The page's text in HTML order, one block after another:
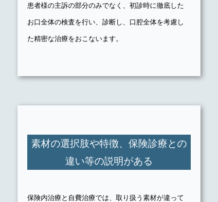
患者様の主訴の部分のみでなく、初診時に徹底した
お口全体の検査を行い、診断し、口腔全体を考慮し
た精密な治療をおこないます。
素材の選択肢や特徴、保険診療との
違い等の説明がある
保険内治療と自費治療では、取り扱う素材が違って